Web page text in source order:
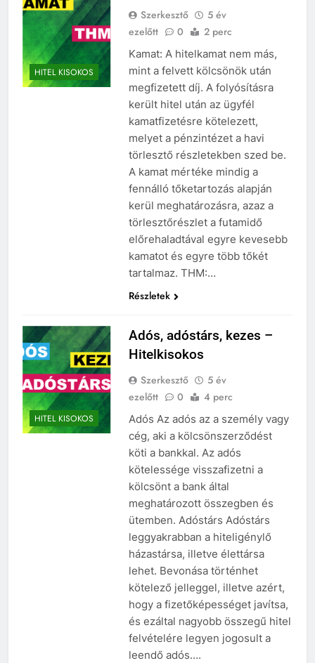
HITEL KISOKOS
Szerkesztő
5 év
ezelőtt
0 2 perc
Kamat: A hitelkamat nem más,
mint a felvett kölcsönök után
megfizetett díj. A folyósításra
került hitel után az ügyfél
kamatfizetésre kötelezett,
melyet a pénzintézet a havi
törlesztő részletekben szed be.
A kamat mértéke mindig a
fennálló tőketartozás alapján
kerül meghatározásra, azaz a
törlesztőrészlet a futamidő
előrehaladtával egyre kevesebb
kamatot és egyre több tőkét
tartalmaz. THM:…
Részletek
HITEL KISOKOS
Adós, adóstárs, kezes –
Hitelkisokos
Szerkesztő
5 év
ezelőtt
0 4 perc
Adós Az adós az a személy vagy
cég, aki a kölcsönszerződést
köti a bankkal. Az adós
kötelessége visszafizetni a
kölcsönt a bank által
meghatározott összegben és
ütemben. Adóstárs Adóstárs
leggyakrabban a hiteligénylő
házastársa, illetve élettársa
lehet. Bevonása történhet
kötelező jelleggel, illetve azért,
hogy a fizetőképességet javítsa,
és ezáltal nagyobb összegű hitel
felvételére legyen jogosult a
leendő adós….